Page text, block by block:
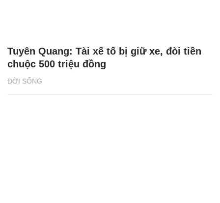
ĐỜI SỐNG
Tuyên Quang: Tài xế tố bị giữ xe, đòi tiền
chuộc 500 triệu đồng